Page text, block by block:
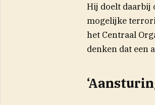
Hij doelt daarbij
mogelijke
het Centraal
denken dat een